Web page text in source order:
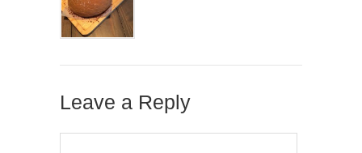
Leave a Reply